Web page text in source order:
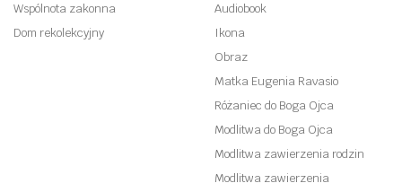
Wspólnota zakonna
Dom rekolekcyjny
Audiobook
Ikona
Obraz
Matka Eugenia Ravasio
Różaniec do Boga Ojca
Modlitwa do Boga Ojca
Modlitwa zawierzenia rodzin
Modlitwa zawierzenia